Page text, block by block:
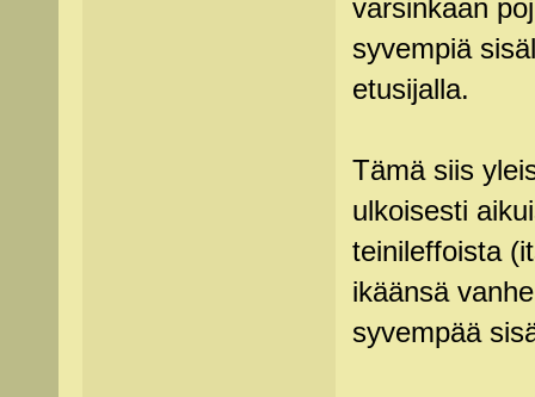
varsinkaan
syvempiä
etusijalla.
Tämä siis
ulkoisesti
teinileffoista
ikäänsä
syvempää